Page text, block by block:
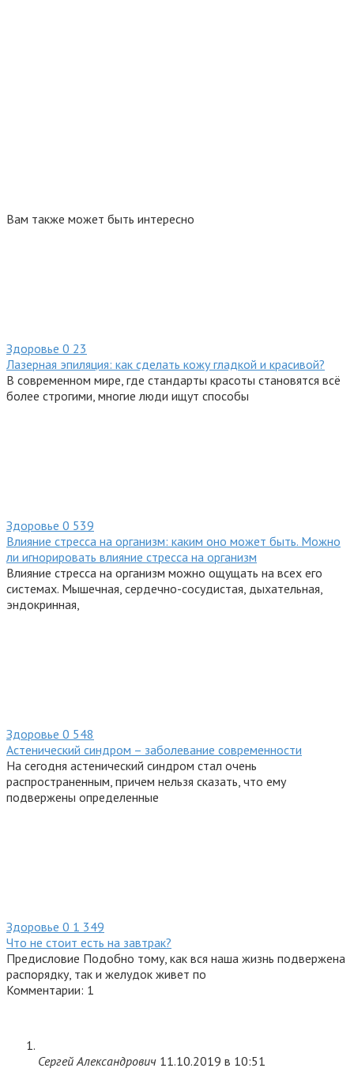
Вам также может быть интересно
Здоровье 0 23
Лазерная эпиляция: как сделать кожу гладкой и красивой?
В современном мире, где стандарты красоты становятся всё
более строгими, многие люди ищут способы
Здоровье 0 539
Влияние стресса на организм: каким оно может быть. Можно
ли игнорировать влияние стресса на организм
Влияние стресса на организм можно ощущать на всех его
системах. Мышечная, сердечно-сосудистая, дыхательная,
эндокринная,
Здоровье 0 548
Астенический синдром – заболевание современности
На сегодня астенический синдром стал очень
распространенным, причем нельзя сказать, что ему
подвержены определенные
Здоровье 0 1 349
Что не стоит есть на завтрак?
Предисловие Подобно тому, как вся наша жизнь подвержена
распорядку, так и желудок живет по
Комментарии: 1
Сергей Александрович 11.10.2019 в 10:51